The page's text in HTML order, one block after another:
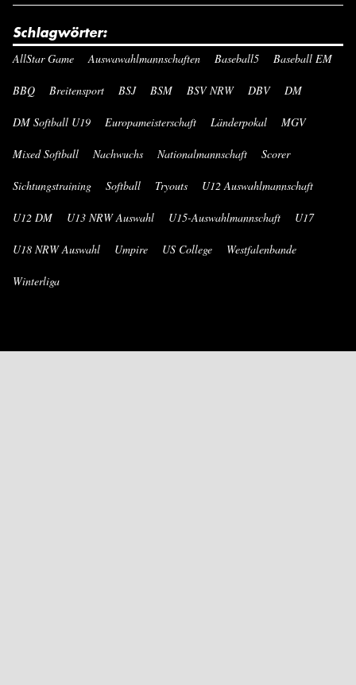
Schlagwörter:
AllStar Game Auswawahlmannschaften Baseball5 Baseball EM
BBQ Breitensport BSJ BSM BSV NRW DBV DM
DM Softball U19 Europameisterschaft Länderpokal MGV
Mixed Softball Nachwuchs Nationalmannschaft Scorer
Sichtungstraining Softball Tryouts U12 Auswahlmannschaft
U12 DM U13 NRW Auswahl U15-Auswahlmannschaft U17
U18 NRW Auswahl Umpire US College Westfalenbande
Winterliga